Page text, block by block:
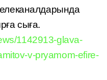
сыға.
1142913-glava-
v-pryamom-efire-